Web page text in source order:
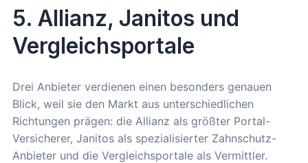
5. Allianz, Janitos und
Vergleichsportale
Drei Anbieter verdienen einen besonders genauen
Blick, weil sie den Markt aus unterschiedlichen
Richtungen prägen: die Allianz als größter Portal-
Versicherer, Janitos als spezialisierter Zahnschutz-
Anbieter und die Vergleichsportale als Vermittler.